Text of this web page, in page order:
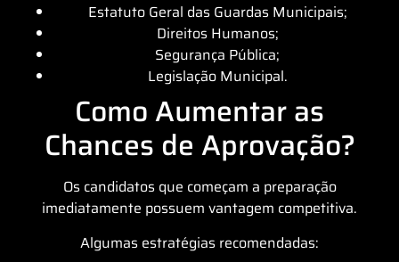
Estatuto Geral das Guardas Municipais;
Direitos Humanos;
Segurança Pública;
Legislação Municipal.
Como Aumentar as
Chances de Aprovação?
Os candidatos que começam a preparação
imediatamente possuem vantagem competitiva.
Algumas estratégias recomendadas: